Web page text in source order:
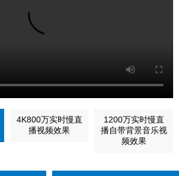
4K800万实时慢直
播视频效果
1200万实时慢直
播自带背景音乐视
频效果